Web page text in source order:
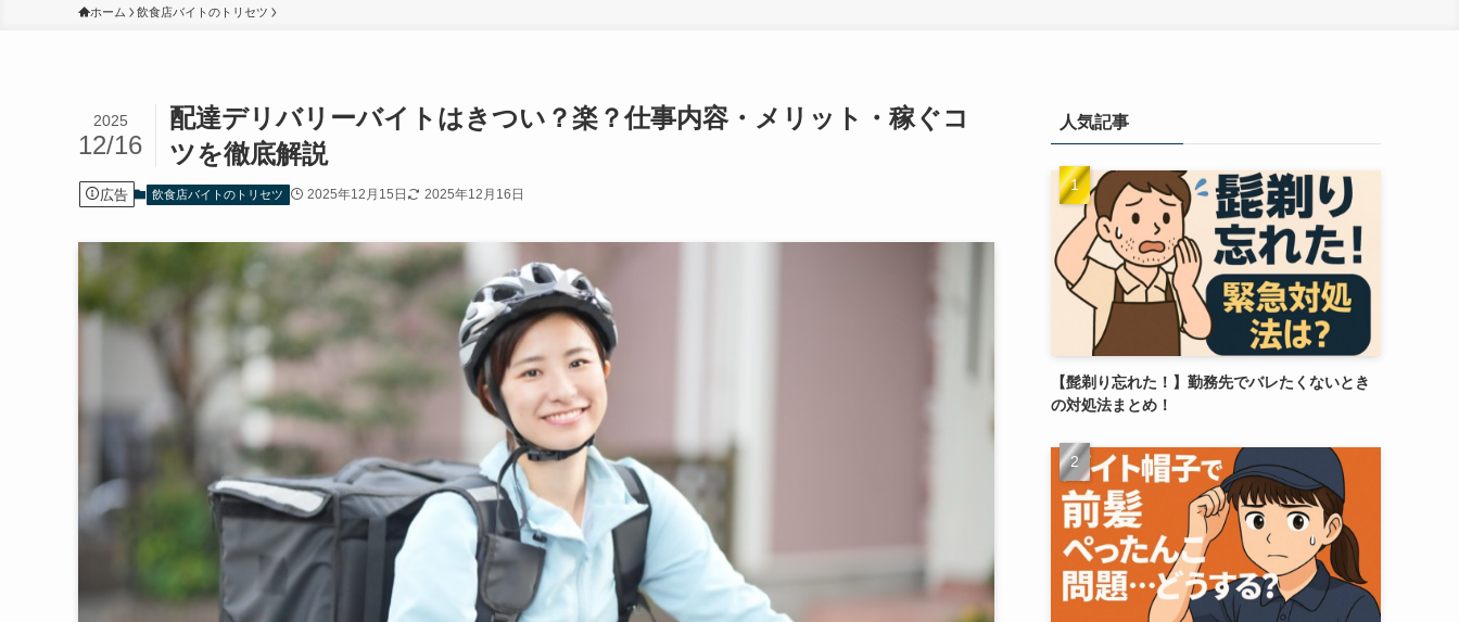
ホーム 飲食店バイトのトリセツ
配達デリバリーバイトはきつい？楽？仕事内容・メリット・稼ぐコ
ツを徹底解説
2025
12/16
広告 飲食店バイトのトリセツ 2025年12月15日 2025年12月16日
人気記事
【髭剃り忘れた！】勤務先でバレたくないとき
の対処法まとめ！